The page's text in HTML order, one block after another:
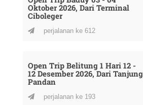
Oktober 2026, Dari Terminal
Ciboleger
perjalanan ke 612
Open Trip Belitung 1 Hari 12 -
12 Desember 2026, Dari Tanjung
Pandan
perjalanan ke 193